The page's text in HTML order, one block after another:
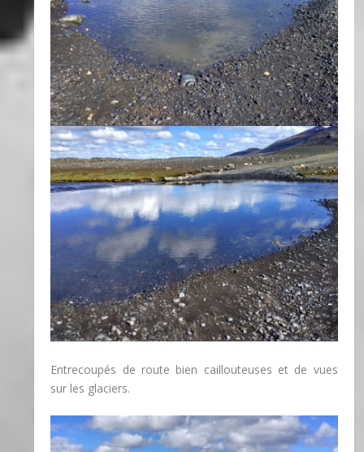
Entrecoupés de route bien caillouteuses et de vues
sur les glaciers.